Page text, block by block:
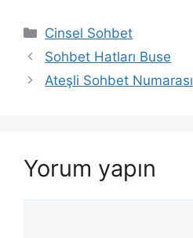
Kategoriler
Cinsel Sohbet
Sohbet Hatları Buse
Ateşli Sohbet Numarası
Yorum yapın